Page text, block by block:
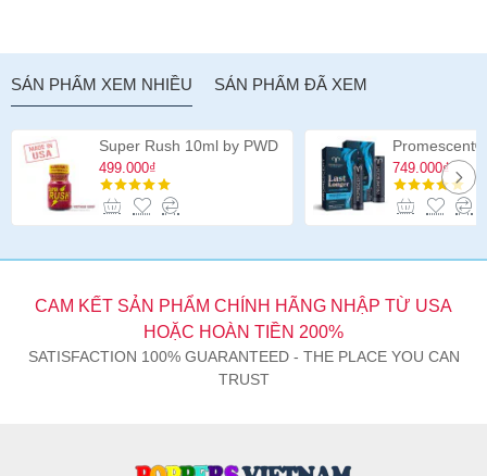
Jr.
Double
Header
inch
SẢN PHẨM XEM NHIỀU SẢN PHẨM ĐÃ XEM
Super Rush 10ml by PWD
499.000₫ 749.000₫
CAM KẾT SẢN PHẨM CHÍNH HÃNG NHẬP TỪ USA
HOẶC HOÀN TIỀN 200%
SATISFACTION 100% GUARANTEED - THE PLACE YOU CAN
TRUST